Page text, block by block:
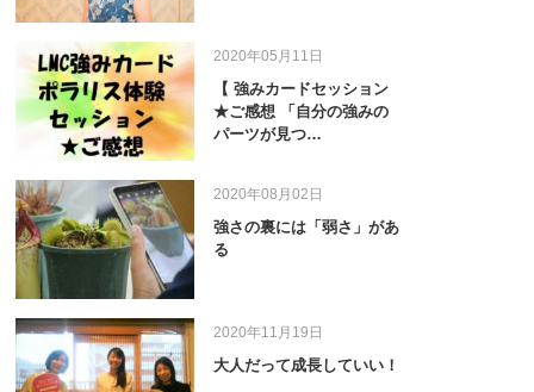
2020年05月11日
【 強みカードセッション
★ご感想 「自分の強みの
パーツが見つ…
2020年08月02日
強さの裏には「弱さ」があ
る
2020年11月19日
大人だって成長していい！